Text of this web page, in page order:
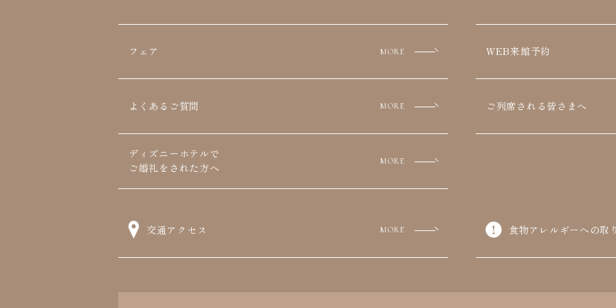
フェア MORE WEB来館予約
よくあるご質問 MORE ご列席される皆さまへ
ディズニーホテルで
ご婚礼をされた方へ
MORE
交通アクセス MORE 食物アレルギーへの取